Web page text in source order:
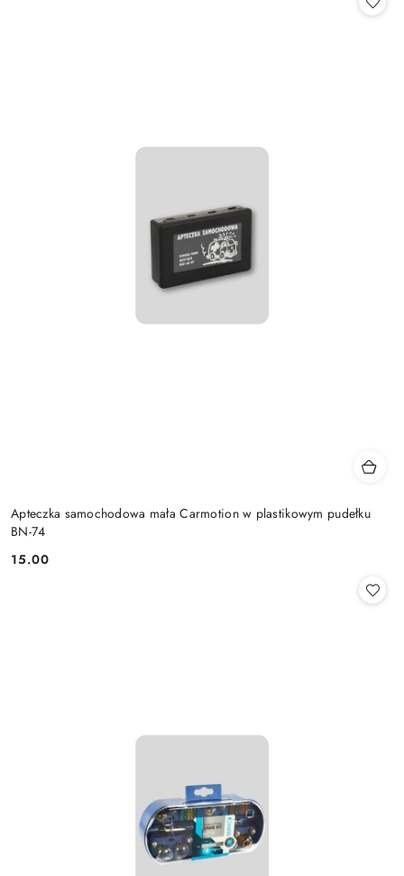
Apteczka samochodowa mała Carmotion w plastikowym pudełku
BN-74
Cena:
15.00